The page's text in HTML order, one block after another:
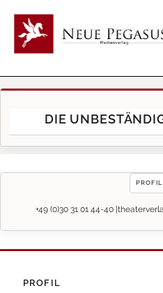
DIE
PROFIL
+49 (0)30 31 01 44-40 |
PROFIL